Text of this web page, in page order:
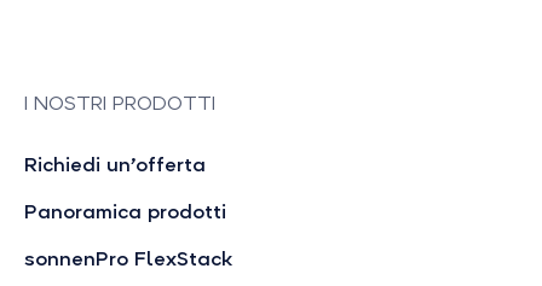
I NOSTRI PRODOTTI
Richiedi un’offerta
Panoramica prodotti
sonnenPro FlexStack